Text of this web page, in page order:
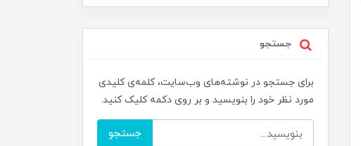
جستجو
برای جستجو در نوشته‌های وب‌سایت، کلمه‌ی کلیدی
مورد نظر خود را بنویسید و بر روی دکمه کلیک کنید.
جستجو